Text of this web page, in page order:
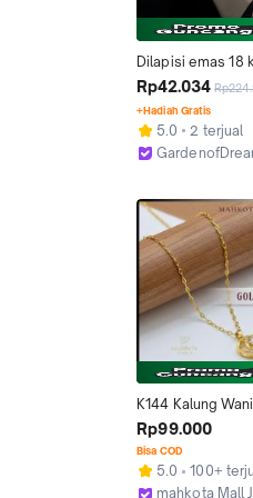
Dilapisi emas 18
Kalung mutiara
Rp42.034
+Hadiah Gratis
5.0
2 terjual
K144 Kalung
Lapis Emas 18
Permata Love •
Anti Luntur •
Jewelry • Kalung
Rp99.000
Bisa COD
5.0
100+
mahkota Mall